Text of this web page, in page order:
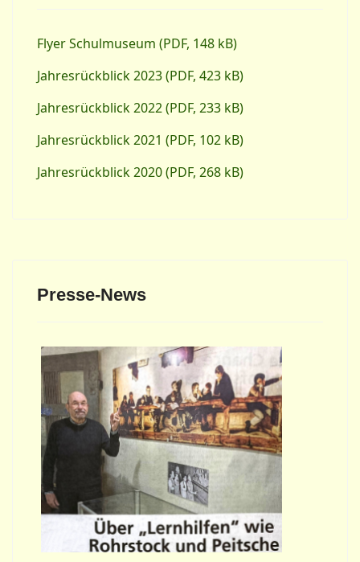
Flyer Schulmuseum (PDF, 148 kB)
Jahresrückblick 2023 (PDF, 423 kB)
Jahresrückblick 2022 (PDF, 233 kB)
Jahresrückblick 2021 (PDF, 102 kB)
Jahresrückblick 2020 (PDF, 268 kB)
Presse-News